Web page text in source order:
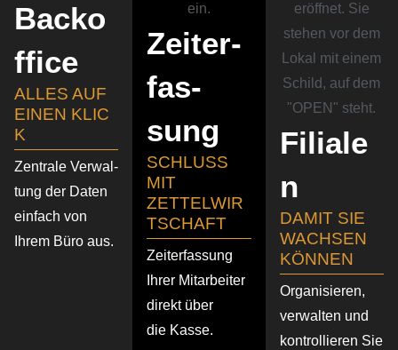
Backo
f­fice
ALLES AUF
EINEN KLIC
K
Zentrale Verwal­
tung der Daten
einfach von
Ihrem Büro aus.
Zeiter­
fas­
sung
SCHLUSS
MIT
ZETTELWIR
TSCHAFT
Zeiter­fas­sung
Ihrer Mitar­beiter
direkt über
die Kasse.
Filiale
n
DAMIT SIE
WACHSEN
KÖNNEN
Organi­sieren,
verwalten und
kontrol­lieren Sie